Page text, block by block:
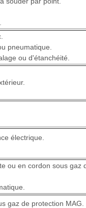
pneumatique.
ou d'étanchéité.
électrique.
ou en cordon sous gaz
gaz de protection MAG.